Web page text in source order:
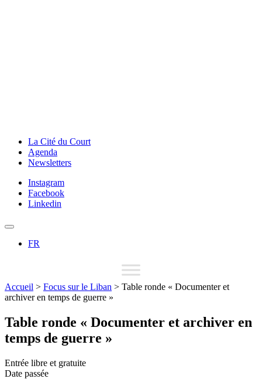
La Cité du Court
Agenda
Newsletters
Instagram
Facebook
Linkedin
FR
Accueil > Focus sur le Liban > Table ronde « Documenter et
archiver en temps de guerre »
Table ronde « Documenter et archiver en
temps de guerre »
Entrée libre et gratuite
Date passée